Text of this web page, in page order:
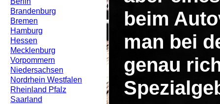
Brandenburg
Bremen
Hamburg
Hessen
Mecklenburg
Vorpommern
Niedersachsen
Nordrhein Westfalen
Rheinland Pfalz
Saarland
beim
man bei
genau